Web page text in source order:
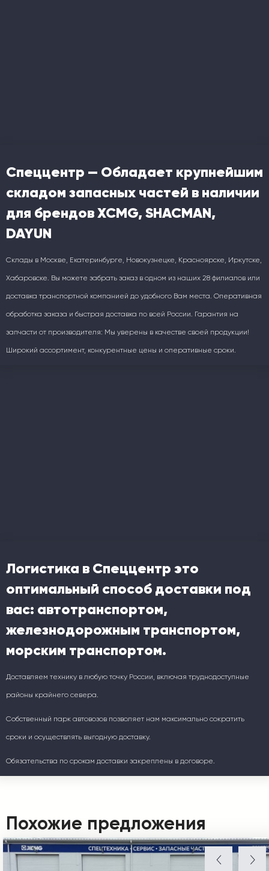
Спеццентр — Обладает крупнейшим
складом запасных частей в наличии
для брендов XCMG, SHACMAN,
DAYUN
Склады в Москве, Екатеринбурге, Новокузнецке, Красноярске, Иркутске,
Хабаровске. Вы можете забрать заказ в одном из наших 28 филиалов или
доставка транспортной компанией до удобного Вам места. Оперативная
обработка заказа и быстрая доставка по всей России. Гарантия на
запчасти от производителя: Мы уверены в качестве своей продукции!
Широкий ассортимент, конкурентные цены и оперативные сроки.
Логистика в Спеццентр это
оптимальный способ доставки под
вас: автотранспортом,
железнодорожным транспортом,
морским транспортом.
Доставляем технику в любую точку России, включая труднодоступные
районы крайнего севера.
Собственный парк автовозов позволяет нам максимально сократить
сроки и осуществлять выгодную доставку.
Обязательства по срокам доставки закреплены в договоре.
Похожие предложения